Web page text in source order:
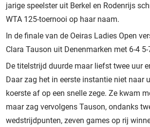
jarige speelster uit Berkel en Rodenrijs
WTA 125-toernooi op haar naam.
In de finale van de Oeiras Ladies Open
Clara Tauson uit Denenmarken met 6-4 5-
De titelstrijd duurde maar liefst twee uur
Daar zag het in eerste instantie niet naar
koerste af op een snelle zege. Ze kwam
maar zag vervolgens Tauson, ondanks
wedstrijdpunten, zeven games op rij